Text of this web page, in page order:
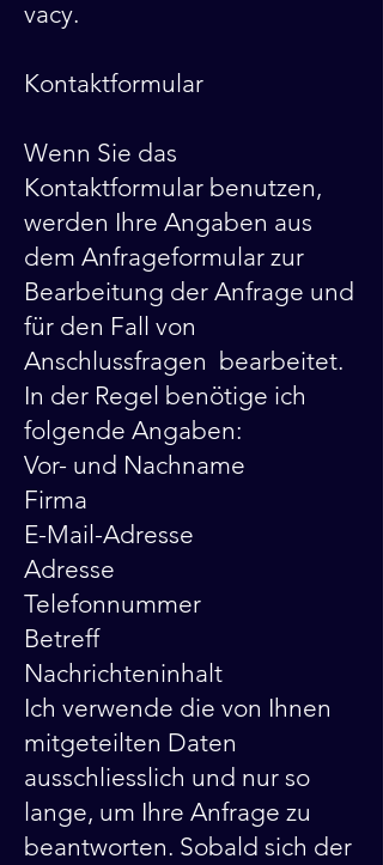
vacy.
Kontaktformular
Wenn Sie das
Kontaktformular benutzen,
werden Ihre Angaben aus
dem Anfrageformular zur
Bearbeitung der Anfrage und
für den Fall von
Anschlussfragen bearbeitet.
In der Regel benötige ich
folgende Angaben:
Vor- und Nachname
Firma
E-Mail-Adresse
Adresse
Telefonnummer
Betreff
Nachrichteninhalt
Ich verwende die von Ihnen
mitgeteilten Daten
ausschliesslich und nur so
lange, um Ihre Anfrage zu
beantworten. Sobald sich der